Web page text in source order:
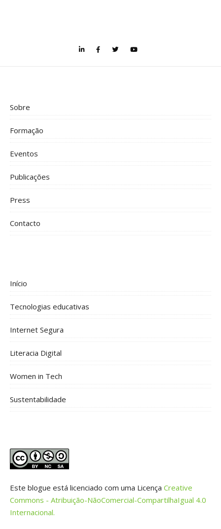
Sobre
Formação
Eventos
Publicações
Press
Contacto
Início
Tecnologias educativas
Internet Segura
Literacia Digital
Women in Tech
Sustentabilidade
Este blogue está licenciado com uma Licença Creative
Commons - Atribuição-NãoComercial-CompartilhaIgual 4.0
Internacional.